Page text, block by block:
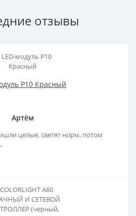
отзывы
P10 Красный
Артём
целые, светят норм, потом